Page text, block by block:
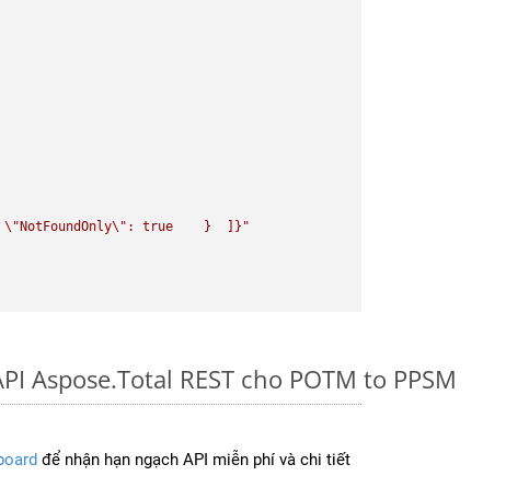
\" NotFoundOnly\" : true    }  ]}"
Aspose.Total REST cho POTM to PPSM
để nhận hạn ngạch API miễn phí và chi tiết